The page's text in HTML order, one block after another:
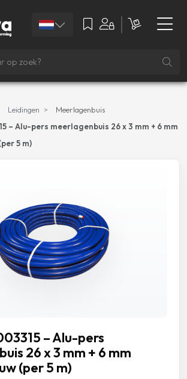
Leidingen
Meerlagenbuis
– Alu-pers meerlagenbuis 26 x 3 mm + 6 mm
5 m)
– Alu-pers
26 x 3 mm + 6 mm
(per 5 m)